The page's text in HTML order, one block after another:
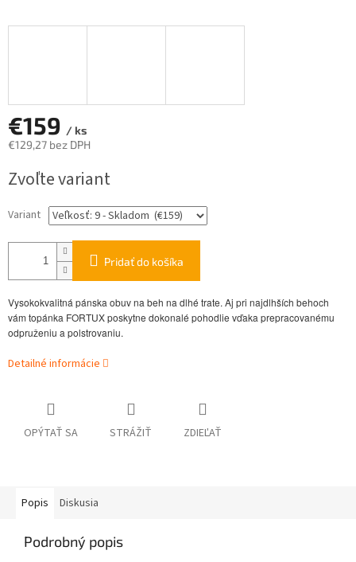
€159 / ks
€129,27 bez DPH
cena:
Zvoľte variant
Variant
Pridať do košíka
Vysokokvalitná pánska obuv na beh na dlhé trate. Aj pri najdlhších behoch
vám topánka FORTUX poskytne dokonalé pohodlie vďaka prepracovanému
odpruženiu a polstrovaniu.
Detailné informácie
OPÝTAŤ SA STRÁŽIŤ ZDIEĽAŤ
Popis Diskusia
Podrobný popis